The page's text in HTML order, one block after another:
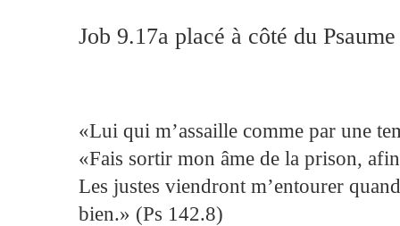
Job 9.17a placé à côté du
«Lui qui m’assaille comme par une
«Fais sortir mon âme de la prison,
Les justes viendront m’entourer
bien.» (Ps 142.8)